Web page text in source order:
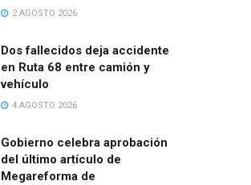
2 AGOSTO 2026
Dos fallecidos deja accidente
en Ruta 68 entre camión y
vehículo
4 AGOSTO 2026
Gobierno celebra aprobación
del último artículo de
Megareforma de